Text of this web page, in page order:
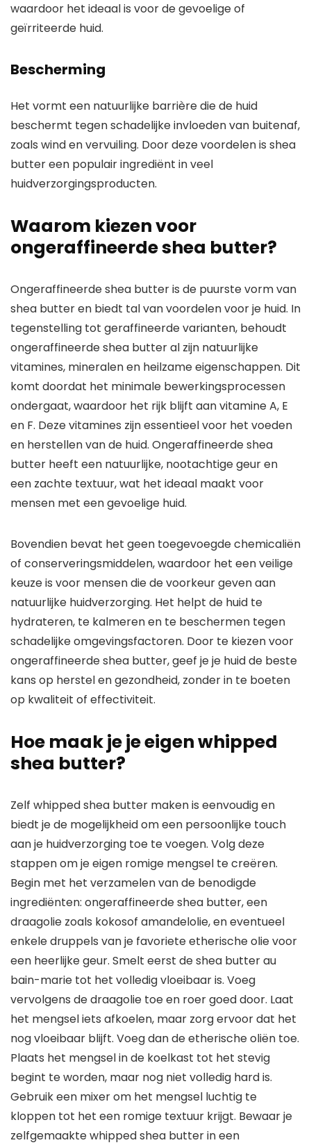
waardoor het ideaal is voor de gevoelige of
geïrriteerde huid.
Bescherming
Het vormt een natuurlijke barrière die de huid
beschermt tegen schadelijke invloeden van buitenaf,
zoals wind en vervuiling. Door deze voordelen is shea
butter een populair ingrediënt in veel
huidverzorgingsproducten.
Waarom kiezen voor
ongeraffineerde shea butter?
Ongeraffineerde shea butter is de puurste vorm van
shea butter en biedt tal van voordelen voor je huid. In
tegenstelling tot geraffineerde varianten, behoudt
ongeraffineerde shea butter al zijn natuurlijke
vitamines, mineralen en heilzame eigenschappen. Dit
komt doordat het minimale bewerkingsprocessen
ondergaat, waardoor het rijk blijft aan vitamine A, E
en F. Deze vitamines zijn essentieel voor het voeden
en herstellen van de huid. Ongeraffineerde shea
butter heeft een natuurlijke, nootachtige geur en
een zachte textuur, wat het ideaal maakt voor
mensen met een gevoelige huid.
Bovendien bevat het geen toegevoegde chemicaliën
of conserveringsmiddelen, waardoor het een veilige
keuze is voor mensen die de voorkeur geven aan
natuurlijke huidverzorging. Het helpt de huid te
hydrateren, te kalmeren en te beschermen tegen
schadelijke omgevingsfactoren. Door te kiezen voor
ongeraffineerde shea butter, geef je je huid de beste
kans op herstel en gezondheid, zonder in te boeten
op kwaliteit of effectiviteit.
Hoe maak je je eigen whipped
shea butter?
Zelf whipped shea butter maken is eenvoudig en
biedt je de mogelijkheid om een persoonlijke touch
aan je huidverzorging toe te voegen. Volg deze
stappen om je eigen romige mengsel te creëren.
Begin met het verzamelen van de benodigde
ingrediënten: ongeraffineerde shea butter, een
draagolie zoals kokosof amandelolie, en eventueel
enkele druppels van je favoriete etherische olie voor
een heerlijke geur. Smelt eerst de shea butter au
bain-marie tot het volledig vloeibaar is. Voeg
vervolgens de draagolie toe en roer goed door. Laat
het mengsel iets afkoelen, maar zorg ervoor dat het
nog vloeibaar blijft. Voeg dan de etherische oliën toe.
Plaats het mengsel in de koelkast tot het stevig
begint te worden, maar nog niet volledig hard is.
Gebruik een mixer om het mengsel luchtig te
kloppen tot het een romige textuur krijgt. Bewaar je
zelfgemaakte whipped shea butter in een